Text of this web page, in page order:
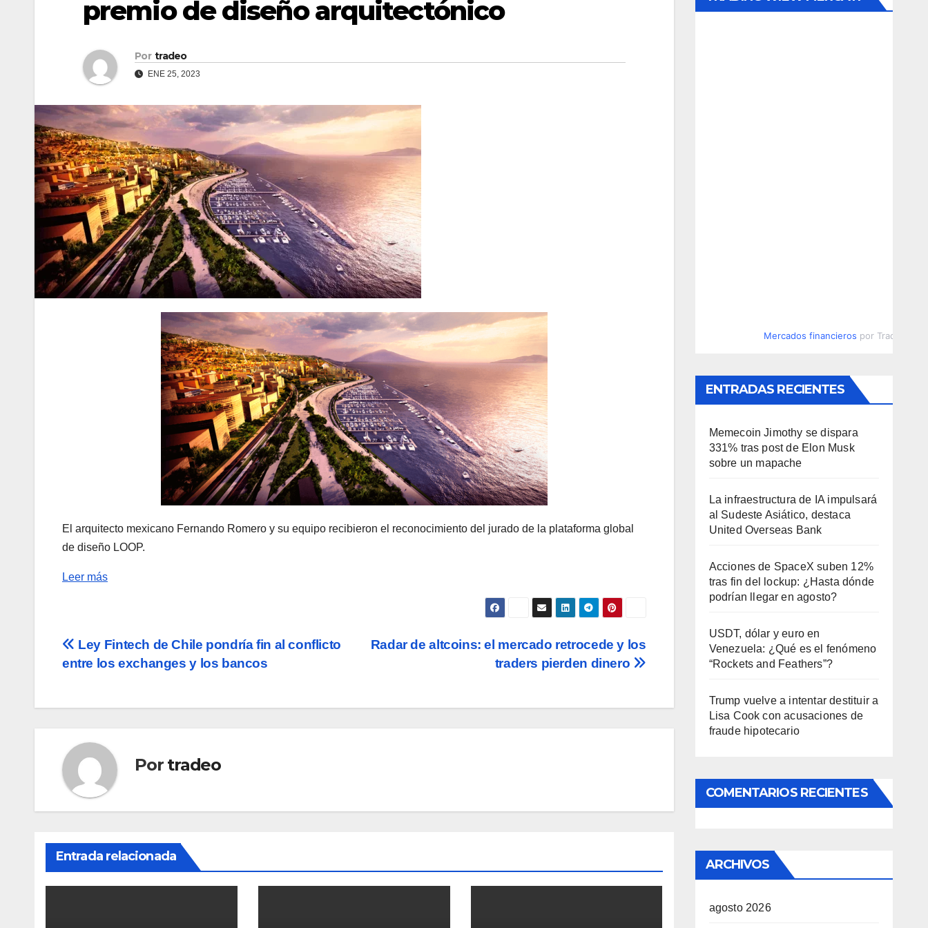
premio de diseño arquitectónico
Por tradeo
ENE 25, 2023
El arquitecto mexicano Fernando Romero y su equipo recibieron el reconocimiento del jurado de la plataforma global
de diseño LOOP.
Leer más
Navegación
entradas
Radar de altcoins: el mercado retrocede y los
traders pierden dinero
Ley Fintech de Chile pondría fin al conflicto
entre los exchanges y los bancos
Por tradeo
Entrada relacionada
Mercados financieros por
ENTRADAS RECIENTES
Memecoin Jimothy se dispara
331% tras post de Elon Musk
sobre un mapache
La infraestructura de IA impulsará
al Sudeste Asiático, destaca
United Overseas Bank
Acciones de SpaceX suben 12%
tras fin del lockup: ¿Hasta dónde
podrían llegar en agosto?
USDT, dólar y euro en
Venezuela: ¿Qué es el fenómeno
“Rockets and Feathers”?
Trump vuelve a intentar destituir a
Lisa Cook con acusaciones de
fraude hipotecario
COMENTARIOS RECIENTES
ARCHIVOS
agosto 2026